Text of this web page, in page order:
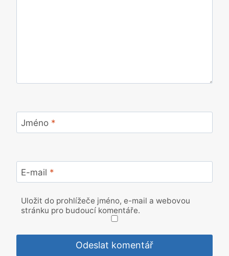
Jméno *
E-mail *
Uložit do prohlížeče jméno, e-mail a webovou
stránku pro budoucí komentáře.